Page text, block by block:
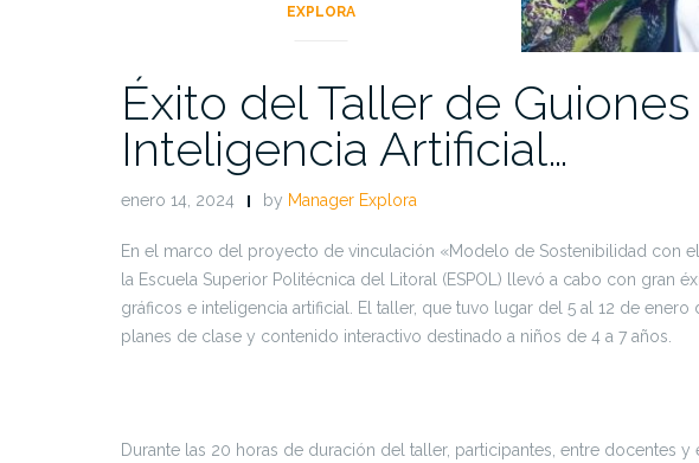
EXPLORA
Éxito del Taller de
Inteligencia Artificial…
enero 14, 2024 by Manager Explora
En el marco del proyecto de vinculación «Modelo de Sostenibilidad con
la Escuela Superior Politécnica del Litoral (ESPOL) llevó a cabo con gran
gráficos e inteligencia artificial. El taller, que tuvo lugar del 5 al 12 de
planes de clase y contenido interactivo destinado a niños de 4 a 7 años.
Durante las 20 horas de duración del taller, participantes, entre docentes y